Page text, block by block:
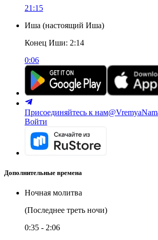
21:15
Иша (настоящий Иша)
Конец Иши: 2:14
0:06
Присоединяйтесь к нам
Войти
Дополнительные времена
Ночная молитва
(Последнее треть ночи)
0:35 - 2:06